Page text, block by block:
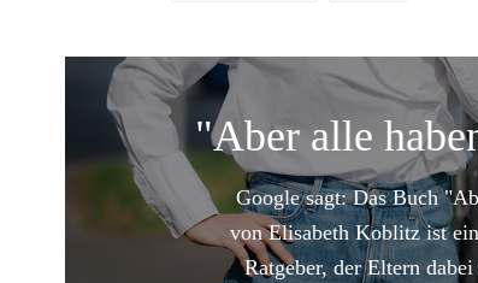
"Aber alle
Google sagt: Das Buch
von Elisabeth Koblitz ist
Ratgeber, der Eltern